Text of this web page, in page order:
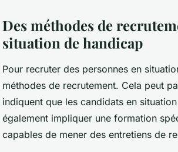
Des méthodes de
situation de handicap
Pour recruter des personnes en
méthodes de recrutement. Cela peut
indiquent que les candidats en
également impliquer une formation
capables de mener des entretiens de